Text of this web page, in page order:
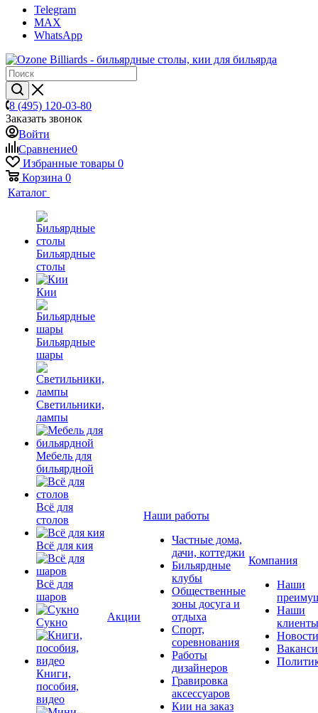
Telegram
MAX
WhatsApp
8 (495) 120-03-80
Заказать звонок
Войти
Сравнение0
Избранные товары 0
Корзина 0
Каталог
Бильярдные
столы
Кии
Бильярдные
шары
Светильники,
лампы
Мебель для
бильярдной
Всё для
столов
Всё для кия
Всё для
шаров
Сукно
Книги,
пособия,
видео
Акции
Наши работы
Частные дома,
дачи, коттеджи
Бильярдные
клубы
Общественные
зоны досуга и
отдыха
Спорт,
соревнования
Работы
дизайнеров
Гравировка
аксессуаров
Кии на заказ
Компания
Наши
Наши
клиенты
Новости